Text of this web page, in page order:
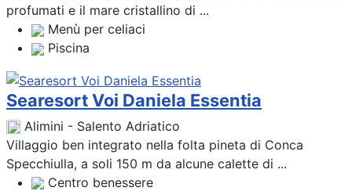
profumati e il mare cristallino di ...
Menù per celiaci
Piscina
Searesort Voi Daniela Essentia
Alimini - Salento Adriatico
Villaggio ben integrato nella folta pineta di Conca
Specchiulla, a soli 150 m da alcune calette di ...
Centro benessere